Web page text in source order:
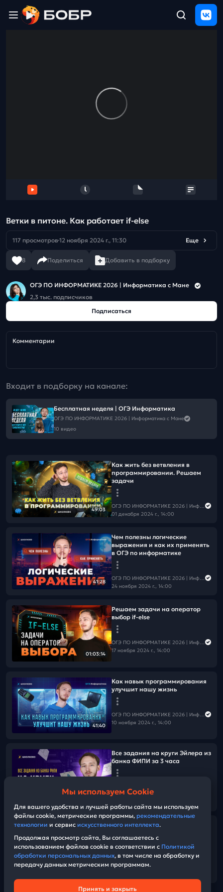
Ветки в питоне. Как работает if-else
117 просмотров 12 ноября 2024 г., 11:30 Еще
8 Поделиться Добавить в подборку
ОГЭ ПО ИНФОРМАТИКЕ 2026 | Информатика с Мане
2,3 тыс. подписчиков
Подписаться
Комментарии
Входит в подборку на канале:
Бесплатная неделя | ОГЭ Информатика
ОГЭ ПО ИНФОРМАТИКЕ 2026 | Информатика с Мане
10 видео
49:03
Как жить без ветвления в
программировании. Решаем
задачи
ОГЭ ПО ИНФОРМАТИКЕ 2026 | Информатика с Мане
01 декабря 2024 г., 14:00
41:28
Чем полезны логические
выражения и как их применять
в ОГЭ по информатике
ОГЭ ПО ИНФОРМАТИКЕ 2026 | Информатика с Мане
24 ноября 2024 г., 14:00
01:03:14
Решаем задачи на оператор
выбор if-else
ОГЭ ПО ИНФОРМАТИКЕ 2026 | Информатика с Мане
17 ноября 2024 г., 14:00
41:40
Как навык программирования
улучшит нашу жизнь
ОГЭ ПО ИНФОРМАТИКЕ 2026 | Информатика с Мане
10 ноября 2024 г., 14:00
Все задания на круги Эйлера из
банка ФИПИ за 3 часа
02 ноября 2024 г., 12:00
Все 3 задания из банка ФИПИ
31 октября 2024 г., 11:00
Мы используем Cookie
Для вашего удобства и лучшей работы сайта мы используем
файлы cookie, метрические программы, рекомендательные
технологии и сервис искусственного интеллекта.
Продолжая просмотр сайта, Вы соглашаетесь с
использованием файлов cookie в соответствии с Политикой
обработки персональных данных, в том числе на обработку и
передачу данных метрическим программам.
Принять и закрыть